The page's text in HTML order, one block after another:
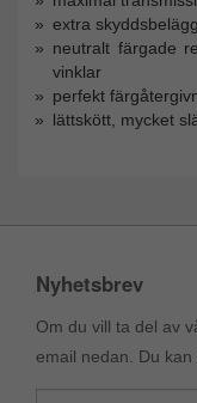
extra
neutralt färgade
vinklar
perfekt
lättskött, mycket
Nyhetsbrev
Om du vill ta del av
email nedan. Du